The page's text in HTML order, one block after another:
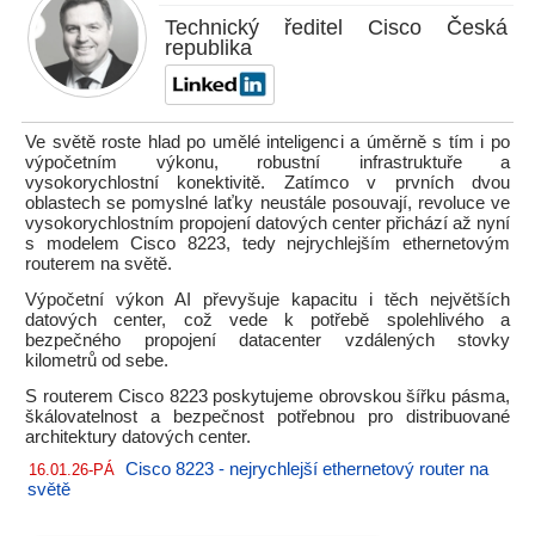
Technický ředitel Cisco Česká
republika
Ve světě roste hlad po umělé inteligenci a úměrně s tím i po
výpočetním výkonu, robustní infrastruktuře a
vysokorychlostní konektivitě. Zatímco v prvních dvou
oblastech se pomyslné laťky neustále posouvají, revoluce ve
vysokorychlostním propojení datových center přichází až nyní
s modelem Cisco 8223, tedy nejrychlejším ethernetovým
routerem na světě.
Výpočetní výkon AI převyšuje kapacitu i těch největších
datových center, což vede k potřebě spolehlivého a
bezpečného propojení datacenter vzdálených stovky
kilometrů od sebe.
S routerem Cisco 8223 poskytujeme obrovskou šířku pásma,
škálovatelnost a bezpečnost potřebnou pro distribuované
architektury datových center.
16.01.26-PÁ Cisco 8223 - nejrychlejší ethernetový router na
světě